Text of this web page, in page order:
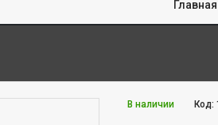
Главная
В наличии Код: